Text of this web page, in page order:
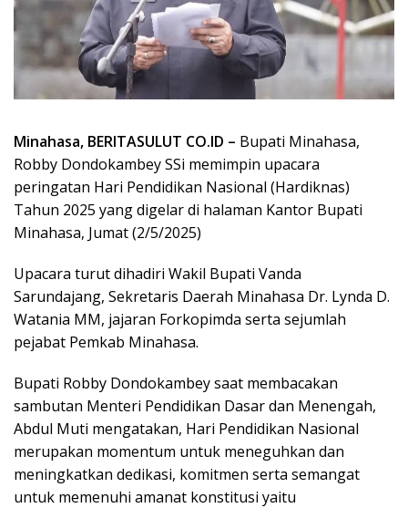
Minahasa, BERITASULUT CO.ID – Bupati Minahasa,
Robby Dondokambey SSi memimpin upacara
peringatan Hari Pendidikan Nasional (Hardiknas)
Tahun 2025 yang digelar di halaman Kantor Bupati
Minahasa, Jumat (2/5/2025)
Upacara turut dihadiri Wakil Bupati Vanda
Sarundajang, Sekretaris Daerah Minahasa Dr. Lynda D.
Watania MM, jajaran Forkopimda serta sejumlah
pejabat Pemkab Minahasa.
Bupati Robby Dondokambey saat membacakan
sambutan Menteri Pendidikan Dasar dan Menengah,
Abdul Muti mengatakan, Hari Pendidikan Nasional
merupakan momentum untuk meneguhkan dan
meningkatkan dedikasi, komitmen serta semangat
untuk memenuhi amanat konstitusi yaitu